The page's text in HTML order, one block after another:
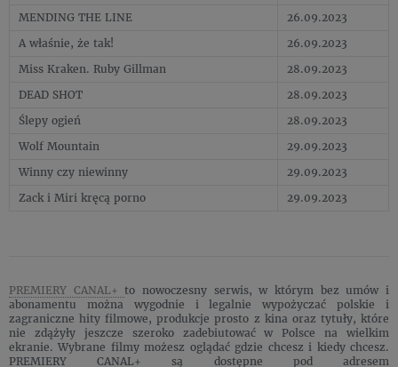
MENDING THE LINE
26.09.2023
A właśnie, że tak!
26.09.2023
Miss Kraken. Ruby Gillman
28.09.2023
DEAD SHOT
28.09.2023
Ślepy ogień
28.09.2023
Wolf Mountain
29.09.2023
Winny czy niewinny
29.09.2023
Zack i Miri kręcą porno
29.09.2023
PREMIERY CANAL+to nowoczesny serwis, w którym bez umów i
abonamentu można wygodnie i legalnie wypożyczać polskie i
zagraniczne hity filmowe, produkcje prosto z kina oraz tytuły, które
nie zdążyły jeszcze szeroko zadebiutować w Polsce na wielkim
ekranie. Wybrane filmy możesz oglądać gdzie chcesz i kiedy chcesz.
PREMIERY CANAL+ są dostępne pod adresem